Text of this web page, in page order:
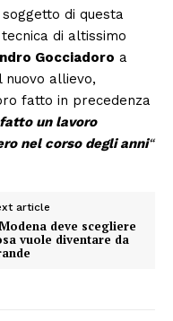
di questa
di altissimo
Gocciadoro a
allievo,
fatto in precedenza
un lavoro
nel corso degli anni“
article
deve scegliere
vuole diventare da